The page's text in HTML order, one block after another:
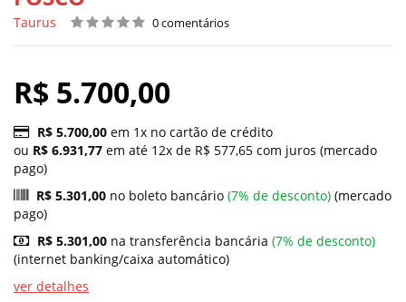
Taurus 0 comentários
R$ 5.700,00
R$ 5.700,00 em 1x no cartão de crédito
ou R$ 6.931,77 em até 12x de R$ 577,65 com juros (mercado
pago)
R$ 5.301,00 no boleto bancário (7% de desconto) (mercado
pago)
R$ 5.301,00 na transferência bancária (7% de desconto)
(internet banking/caixa automático)
ver detalhes